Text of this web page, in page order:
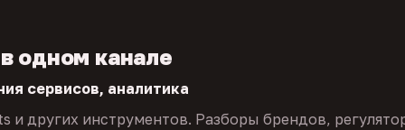
одном канале
сервисов, аналитика
и других инструментов. Разборы брендов,